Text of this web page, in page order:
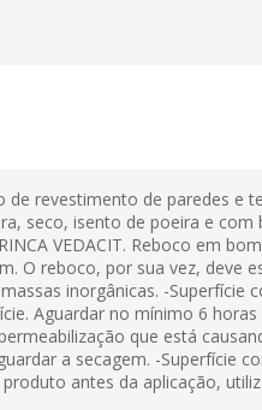
revestimento de paredes e
seco, isento de poeira e com
VEDACIT. Reboco em
O reboco, por sua vez, deve
inorgânicas. -Superfície
Aguardar no mínimo 6
que está
a secagem. -Superfície
antes da aplicação,